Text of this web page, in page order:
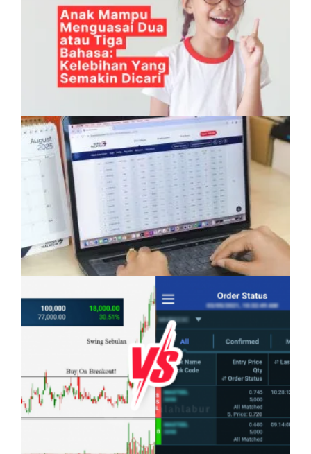
Anak Mampu Menguasai Dua atau Tiga
Bahasa: Kelebihan Yang Semakin Dicari
Pelaburan Saham Bukan Untuk Mereka Yang
Suka ‘Stress’